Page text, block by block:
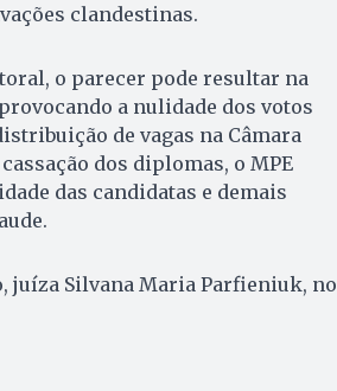
clandestinas.
o parecer pode resultar na
a nulidade dos votos
de vagas na Câmara
dos diplomas, o MPE
das candidatas e demais
juíza Silvana Maria Parfieniuk, no